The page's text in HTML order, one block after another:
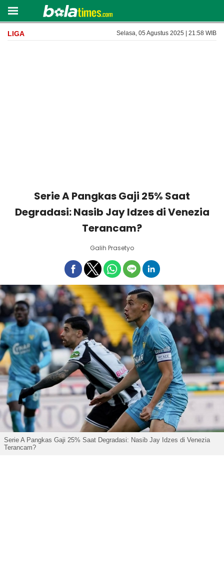
LIGA Selasa, 05 Agustus 2025 | 21:58 WIB
Serie A Pangkas Gaji 25% Saat
Degradasi: Nasib Jay Idzes di Venezia
Terancam?
Galih Prasetyo
Serie A Pangkas Gaji 25% Saat Degradasi: Nasib Jay Idzes di Venezia
Terancam?